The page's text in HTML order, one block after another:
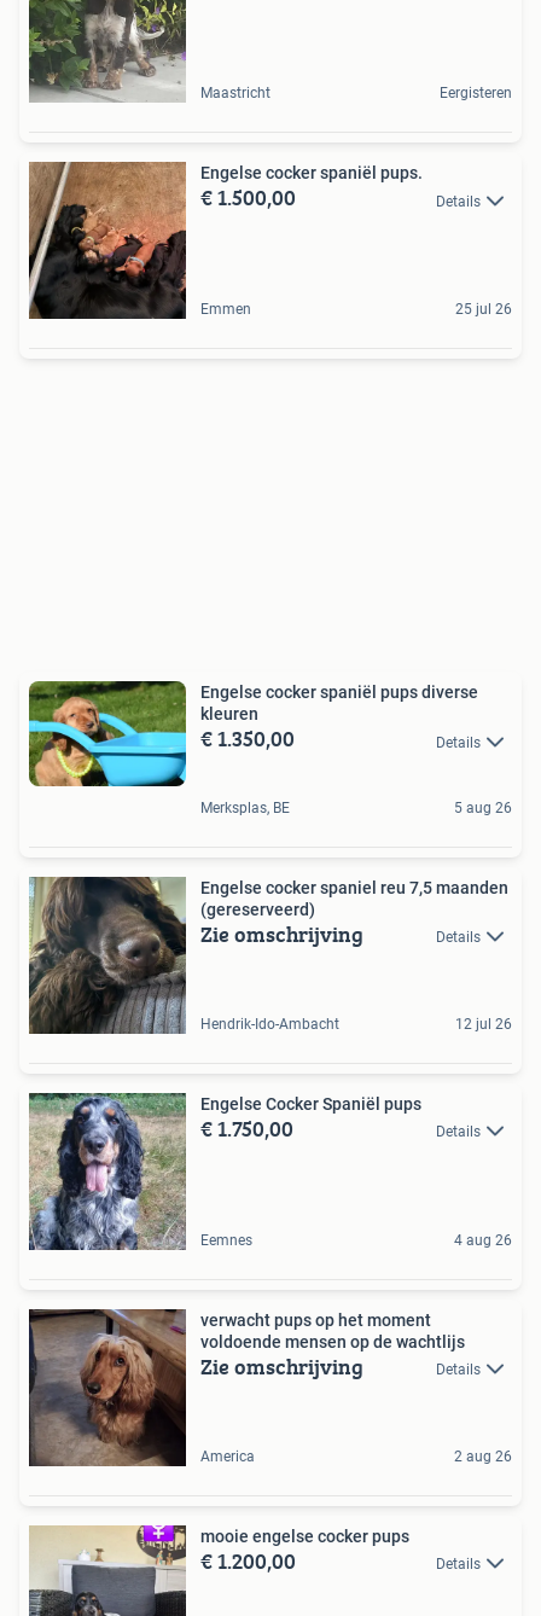
Maastricht Eergisteren
Engelse cocker spaniël pups.
€ 1.500,00 Details
Emmen 25 jul 26
Engelse cocker spaniël pups diverse
kleuren
€ 1.350,00 Details
Merksplas, BE 5 aug 26
Engelse cocker spaniel reu 7,5 maanden
(gereserveerd)
Zie omschrijving Details
Hendrik-Ido-Ambacht 12 jul 26
Engelse Cocker Spaniël pups
€ 1.750,00 Details
Eemnes 4 aug 26
verwacht pups op het moment
voldoende mensen op de wachtlijs
Zie omschrijving Details
America 2 aug 26
mooie engelse cocker pups
€ 1.200,00 Details